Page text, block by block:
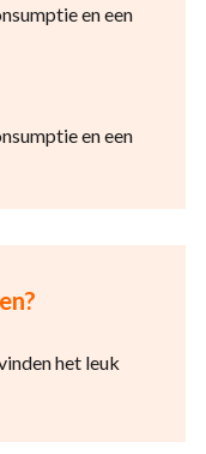
en een
en een
het leuk